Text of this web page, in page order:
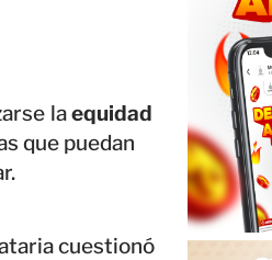
laequidad
que puedan
cuestionó